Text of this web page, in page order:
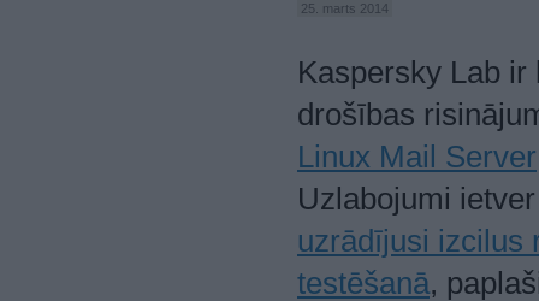
25. marts 2014
Kaspersky Lab
drošības
Linux Mail Server
Uzlabojumi
uzrādījusi izcilus
testēšanā,